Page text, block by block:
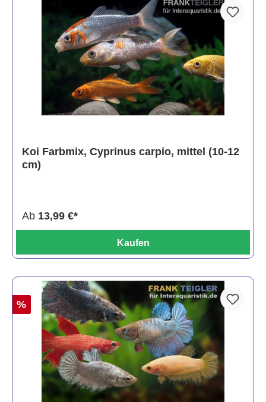
Koi Farbmix, Cyprinus carpio, mittel (10-12
cm)
Ab 13,99 €*
Kaufen
%